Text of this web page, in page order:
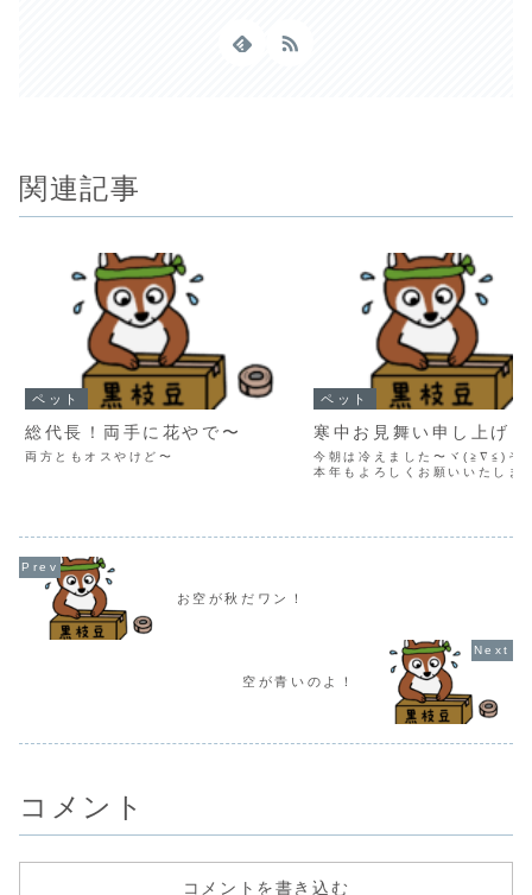
関連記事
ペット
総代長！両手に花やで〜
両方ともオスやけど〜
ペット
寒中お見舞い申し上げ
今朝は冷えました〜ヾ(≧∇≦)そ
本年もよろしくお願いいたしま
お空が秋だワン！
空が青いのよ！
コメント
コメントを書き込む